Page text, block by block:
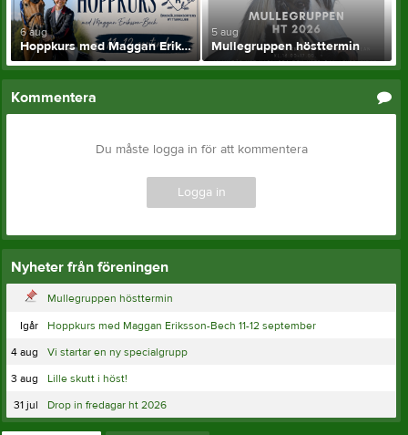
6 aug
Hoppkurs med Maggan Eriksson-Bech 11-12 september
5 aug
Mullegruppen hösttermin
Kommentera
Du måste logga in för att kommentera
Logga in
Nyheter från föreningen
Mullegruppen hösttermin
Igår
Hoppkurs med Maggan Eriksson-Bech 11-12 september
4 aug
Vi startar en ny specialgrupp
3 aug
Lille skutt i höst!
31 jul
Drop in fredagar ht 2026